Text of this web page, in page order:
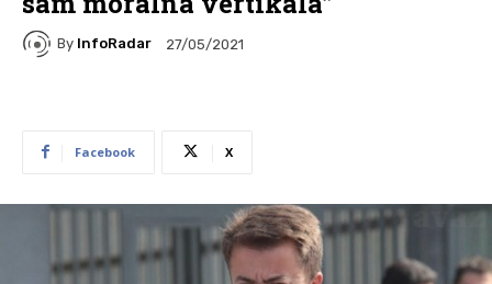
By InfoRadar 27/05/2021
Facebook X